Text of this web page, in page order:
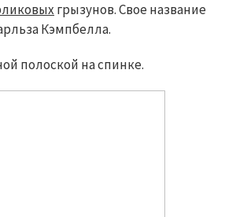
грызунов. Свое название
Кэмпбелла.
полоской на спинке.